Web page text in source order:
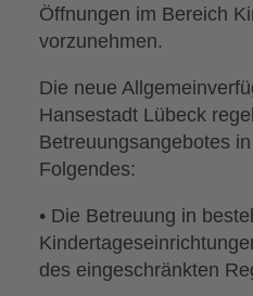
Öffnungen im Bereich
vorzunehmen.
Die neue
Hansestadt Lübeck
Betreuungsangebotes
Folgendes:
• Die Betreuung in
des eingeschränkten